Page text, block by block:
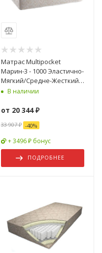
Матрас Multipocket
Марин-3 - 1000 Эластично-
Мягкий/Средне-Жесткий/
Разные Размеры
В наличии
от 20 344 ₽
33 907 ₽ -40%
+ 3496 ₽ бонус
ПОДРОБНЕЕ